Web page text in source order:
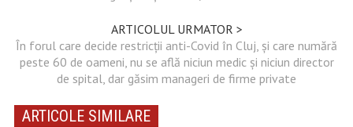
ARTICOLUL URMATOR >
În forul care decide restricții anti-Covid în Cluj, și care numără
peste 60 de oameni, nu se află niciun medic și niciun director
de spital, dar găsim manageri de firme private
ARTICOLE SIMILARE